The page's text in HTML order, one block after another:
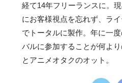
経て14年フリーランスに。
にお客様視点を忘れず、ラ
でトータルに製作。年に一
バルに参加することが何よ
とアニメオタクのオット。